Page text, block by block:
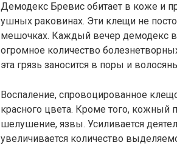
Демодекс Бревис обитает в коже и
ушных раковинах. Эти клещи не
мешочках. Каждый вечер демодекс
огромное количество
эта грязь заносится в поры и
Воспаление, спровоцированное
красного цвета. Кроме того, кожный
шелушение, язвы. Усиливается
увеличивается количество